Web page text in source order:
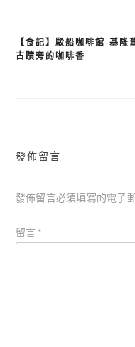
文
【食記】駁船咖啡館-基隆
古蹟旁的咖啡香
發佈留言
發佈留言必須填寫的電子
留言 *